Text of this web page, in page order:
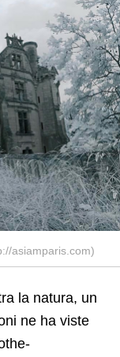
asiamparis.com)
la natura, un
ne ha viste